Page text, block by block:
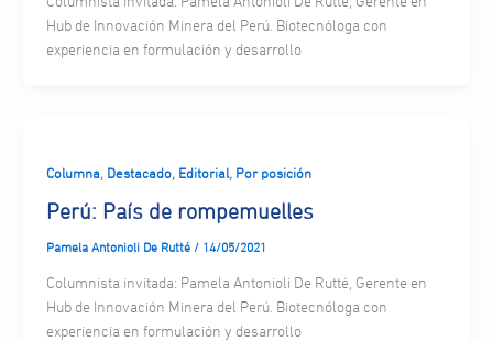
Hub de Innovación Minera del Perú. Biotecnóloga con
experiencia en formulación y desarrollo
Columna, Destacado, Editorial, Por posición
Perú: País de rompemuelles
Pamela Antonioli De Rutté / 14/05/2021
Columnista invitada: Pamela Antonioli De Rutté, Gerente en
Hub de Innovación Minera del Perú. Biotecnóloga con
experiencia en formulación y desarrollo